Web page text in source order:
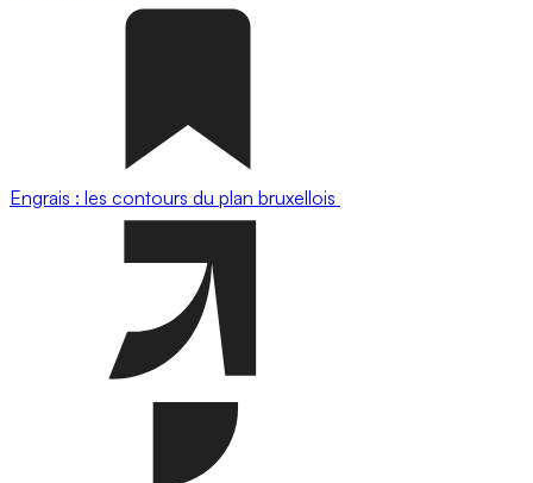
Engrais : les contours du plan bruxellois